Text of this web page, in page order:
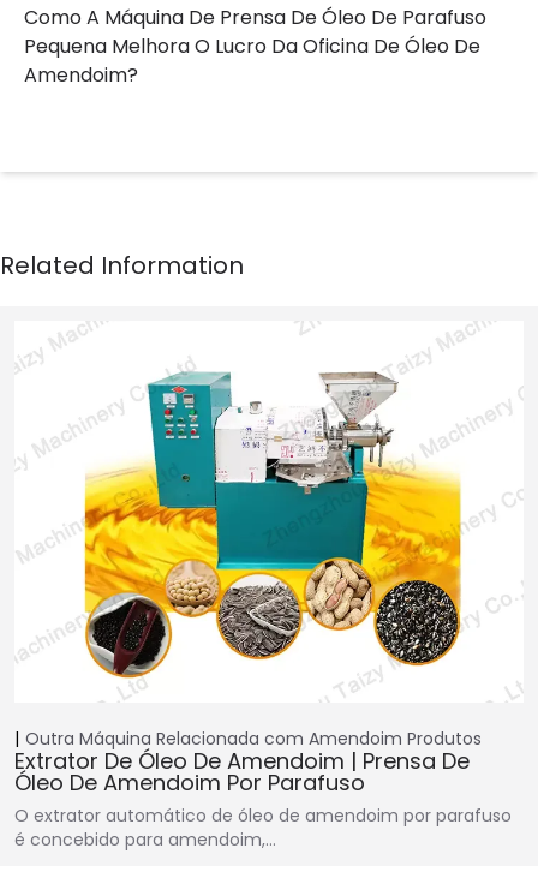
Como A Máquina De Prensa De Óleo De Parafuso
Pequena Melhora O Lucro Da Oficina De Óleo De
Amendoim?
Outra Máquina Relacionada com Amendoim Produtos
Extrator De Óleo De Amendoim | Prensa De
Óleo De Amendoim Por Parafuso
O extrator automático de óleo de amendoim por parafuso
é concebido para amendoim,…